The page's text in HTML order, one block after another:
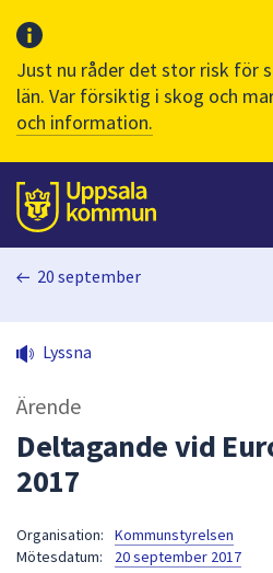
Just nu råder det stor risk för
län. Var försiktig i skog och
och information.
Till sidans
huvudinnehåll
20 september
Lyssna
Ärende
Deltagande vid
2017
Organisation:
Kommunstyrelsen
Mötesdatum:
20 september 2017